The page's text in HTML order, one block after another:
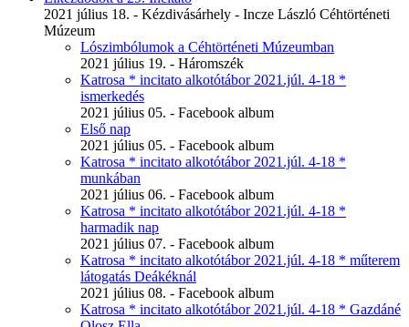
2021 július 18. - Kézdivásárhely - Incze László Céhtörténeti
Múzeum
Lószimbólumok a Céhtörténeti Múzeumban
2021 július 19. - Háromszék
Katrosa * incitato alkotótábor 2021.júl. 4-18 *
ismerkedés
2021 július 05. - Facebook album
Első nap
2021 július 05. - Facebook album
Katrosa * incitato alkotótábor 2021.júl. 4-18 *
munkában
2021 július 06. - Facebook album
Katrosa * incitato alkotótábor 2021.júl. 4-18 *
harmadik nap
2021 július 07. - Facebook album
Katrosa * incitato alkotótábor 2021.júl. 4-18 * műterem
látogatás Deákéknál
2021 július 08. - Facebook album
Katrosa * incitato alkotótábor 2021.júl. 4-18 * Gazdáné